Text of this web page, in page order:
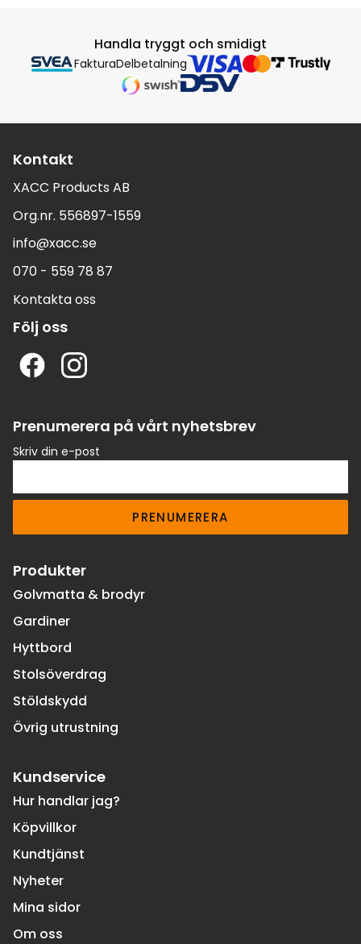
Handla tryggt och smidigt
FakturaDelbetalning
Kontakt
XACC Products AB
Org.nr. 556897-1559
info@xacc.se
070 - 559 78 87
Kontakta oss
Följ oss
Prenumerera på vårt nyhetsbrev
Skriv din e-post
PRENUMERERA
Produkter
Golvmatta & brodyr
Gardiner
Hyttbord
Stolsöverdrag
Stöldskydd
Övrig utrustning
Kundservice
Hur handlar jag?
Köpvillkor
Kundtjänst
Nyheter
Mina sidor
Om oss